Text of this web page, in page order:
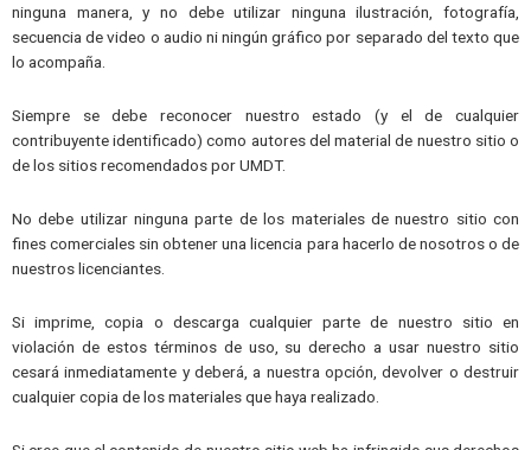
ninguna manera, y no debe utilizar ninguna ilustración, fotografía,
secuencia de video o audio ni ningún gráfico por separado del texto que
lo acompaña.
Siempre se debe reconocer nuestro estado (y el de cualquier
contribuyente identificado) como autores del material de nuestro sitio o
de los sitios recomendados por UMDT.
No debe utilizar ninguna parte de los materiales de nuestro sitio con
fines comerciales sin obtener una licencia para hacerlo de nosotros o de
nuestros licenciantes.
Si imprime, copia o descarga cualquier parte de nuestro sitio en
violación de estos términos de uso, su derecho a usar nuestro sitio
cesará inmediatamente y deberá, a nuestra opción, devolver o destruir
cualquier copia de los materiales que haya realizado.